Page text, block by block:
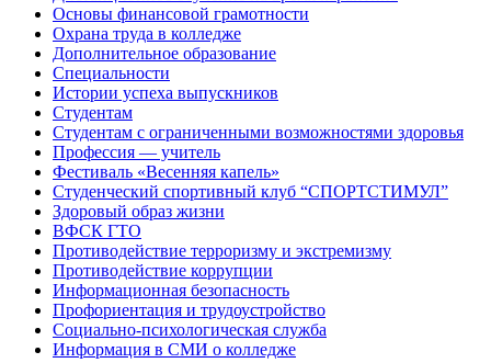
Основы финансовой грамотности
Охрана труда в колледже
Дополнительное образование
Специальности
Истории успеха выпускников
Студентам
Студентам с ограниченными возможностями здоровья
Профессия — учитель
Фестиваль «Весенняя капель»
Студенческий спортивный клуб “СПОРТСТИМУЛ”
Здоровый образ жизни
ВФСК ГТО
Противодействие терроризму и экстремизму
Противодействие коррупции
Информационная безопасность
Профориентация и трудоустройство
Социально-психологическая служба
Информация в СМИ о колледже